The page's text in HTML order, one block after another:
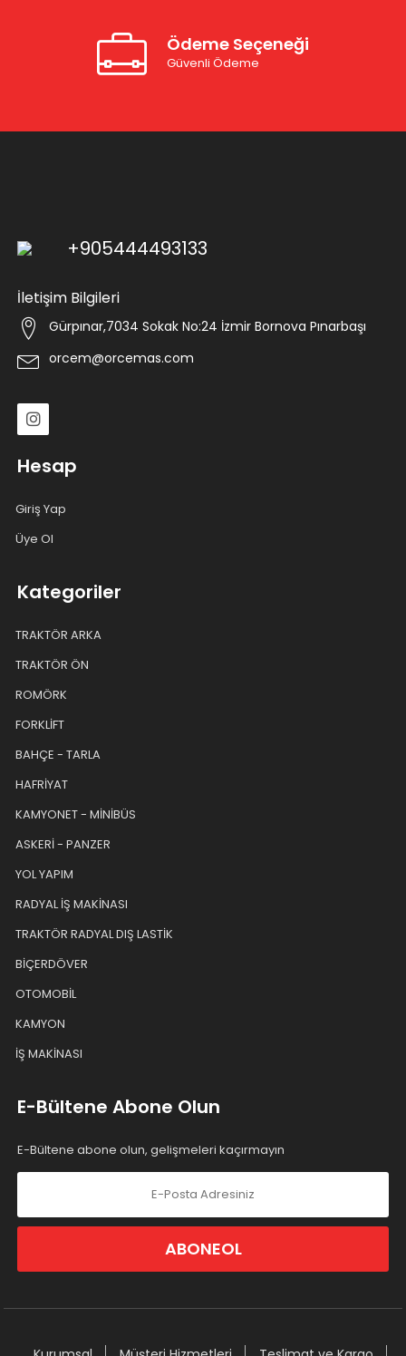
Ödeme Seçeneği
Güvenli Ödeme
+905444493133
İletişim Bilgileri
Gürpınar,7034 Sokak No:24 İzmir Bornova Pınarbaşı
orcem@orcemas.com
Hesap
Giriş Yap
Üye Ol
Kategoriler
TRAKTÖR ARKA
TRAKTÖR ÖN
ROMÖRK
FORKLİFT
BAHÇE - TARLA
HAFRİYAT
KAMYONET - MİNİBÜS
ASKERİ - PANZER
YOL YAPIM
RADYAL İŞ MAKİNASI
TRAKTÖR RADYAL DIŞ LASTİK
BİÇERDÖVER
OTOMOBİL
KAMYON
İŞ MAKİNASI
E-Bültene Abone Olun
E-Bültene abone olun, gelişmeleri kaçırmayın
ABONEOL